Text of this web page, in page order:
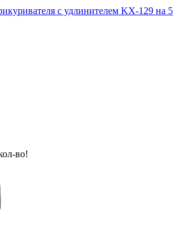
с удлинителем KX-129 на 5
во!